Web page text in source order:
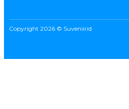
Copyright 2026 © Suveniirid